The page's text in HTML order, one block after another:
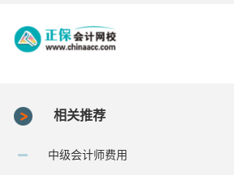
相关推荐
中级会计师费用